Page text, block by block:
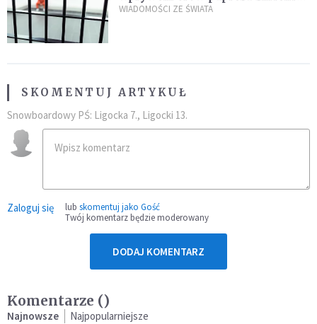
zdanie
WIADOMOŚCI ZE ŚWIATA
SKOMENTUJ ARTYKUŁ
Snowboardowy PŚ: Ligocka 7., Ligocki 13.
Zaloguj się lub skomentuj jako Gość
Twój komentarz będzie moderowany
DODAJ KOMENTARZ
Komentarze ()
Najnowsze Najpopularniejsze